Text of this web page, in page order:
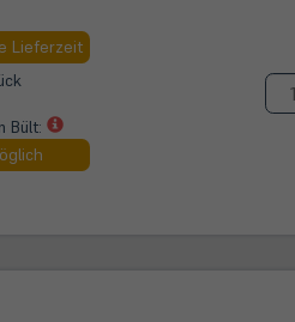
Lieferzeit
Bült:
(öffnet
neuem